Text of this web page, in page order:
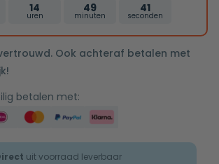
14
uren
49
minuten
40
seconden
Ook achteraf betalen met
betalen met:
uit voorraad leverbaar